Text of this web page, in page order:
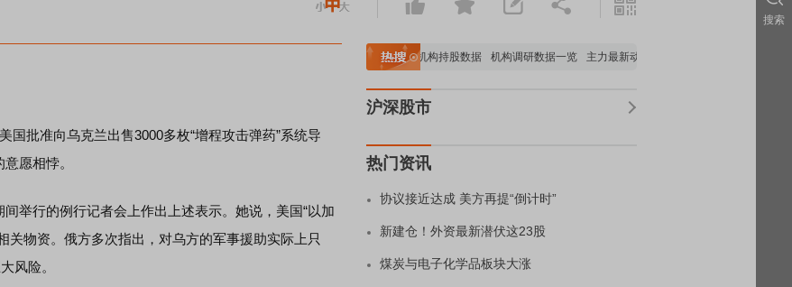
批准向乌克兰出售3000多枚“增程攻击弹药”系统导
愿相悖。
行的例行记者会上作出上述表示。她说，美国“以加
关物资。俄方多次指出，对乌方的军事援助实际上只
风险。
A股估值分析全览 重要机构持股数据 机构调研数据一览 主力最新动向
沪深股市
热门资讯
协议接近达成 美方再提“倒计时”
新建仓！外资最新潜伏这23股
煤炭与电子化学品板块大涨
搜索